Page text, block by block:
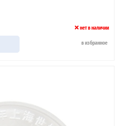
нет в наличии
в избранное